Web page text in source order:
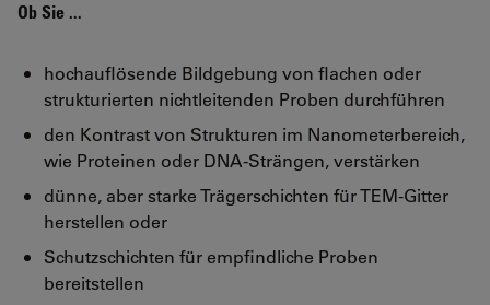
Ob Sie ...
hochauflösende Bildgebung von flachen oder
strukturierten nichtleitenden Proben durchführen
den Kontrast von Strukturen im Nanometerbereich,
wie Proteinen oder DNA-Strängen, verstärken
dünne, aber starke Trägerschichten für TEM-Gitter
herstellen oder
Schutzschichten für empfindliche Proben
bereitstellen